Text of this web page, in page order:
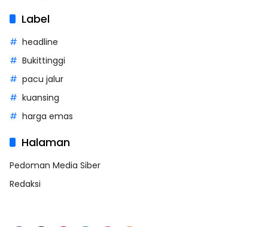
Label
headline
Bukittinggi
pacu jalur
kuansing
harga emas
Halaman
Pedoman Media Siber
Redaksi